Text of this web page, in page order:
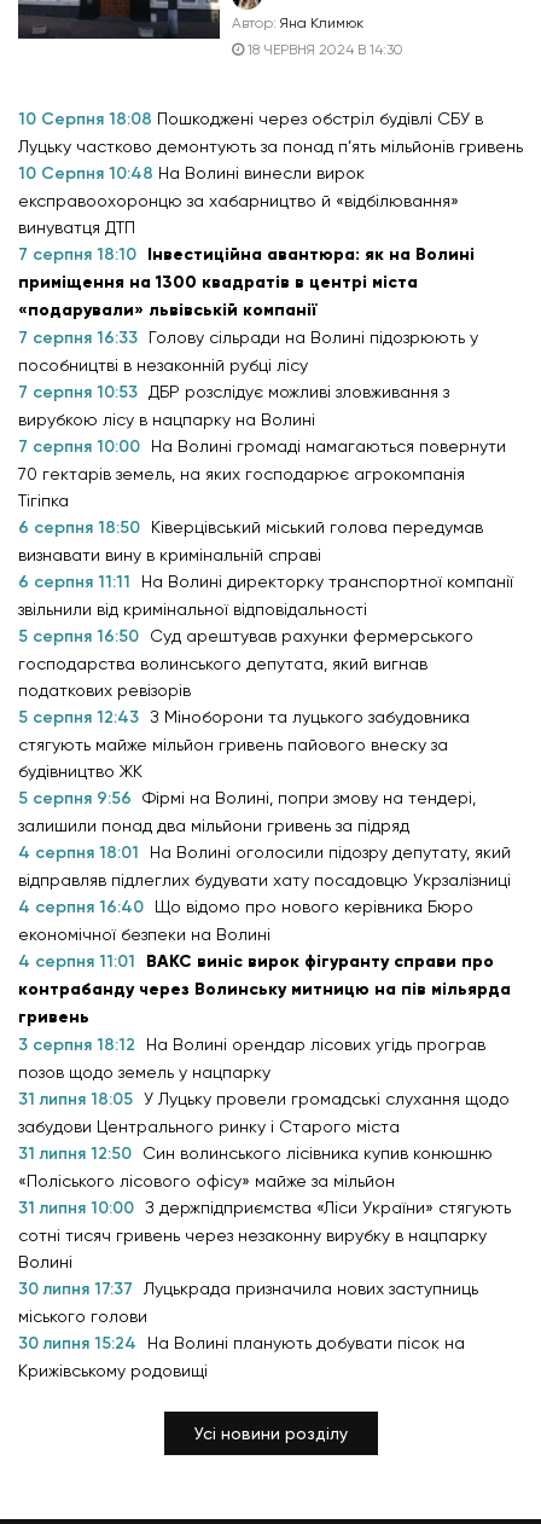
Автор: Яна Климюк
18 ЧЕРВНЯ 2024 В 14:30
10 Серпня 18:08 Пошкоджені через обстріл будівлі СБУ в
Луцьку частково демонтують за понад п’ять мільйонів гривень
10 Серпня 10:48 На Волині винесли вирок
експравоохоронцю за хабарництво й «відбілювання»
винуватця ДТП
7 серпня 18:10 Інвестиційна авантюра: як на Волині
приміщення на 1300 квадратів в центрі міста
«подарували» львівській компанії
7 серпня 16:33
Голову сільради на Волині підозрюють у
пособництві в незаконній рубці лісу
7 серпня 10:53
ДБР розслідує можливі зловживання з
вирубкою лісу в нацпарку на Волині
7 серпня 10:00
На Волині громаді намагаються повернути
70 гектарів земель, на яких господарює агрокомпанія
Тігіпка
6 серпня 18:50
Ківерцівський міський голова передумав
визнавати вину в кримінальній справі
6 серпня 11:11
На Волині директорку транспортної компанії
звільнили від кримінальної відповідальності
5 серпня 16:50
Суд арештував рахунки фермерського
господарства волинського депутата, який вигнав
податкових ревізорів
5 серпня 12:43 З Міноборони та луцького забудовника
стягують майже мільйон гривень пайового внеску за
будівництво ЖК
5 серпня 9:56
Фірмі на Волині, попри змову на тендері,
залишили понад два мільйони гривень за підряд
4 серпня 18:01
На Волині оголосили підозру депутату, який
відправляв підлеглих будувати хату посадовцю Укрзалізниці
4 серпня 16:40
Що відомо про нового керівника Бюро
економічної безпеки на Волині
4 серпня 11:01
ВАКС виніс вирок фігуранту справи про
контрабанду через Волинську митницю на пів мільярда
гривень
3 серпня 18:12
На Волині орендар лісових угідь програв
позов щодо земель у нацпарку
31 липня 18:05 У Луцьку провели громадські слухання щодо
забудови Центрального ринку і Старого міста
31 липня 12:50
Син волинського лісівника купив конюшню
«Поліського лісового офісу» майже за мільйон
31 липня 10:00 З держпідприємства «Ліси України» стягують
сотні тисяч гривень через незаконну вирубку в нацпарку
Волині
30 липня 17:37
Луцькрада призначила нових заступниць
міського голови
30 липня 15:24
На Волині планують добувати пісок на
Крижівському родовищі
Усі новини розділу